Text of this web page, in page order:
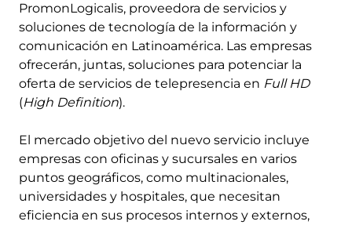
PromonLogicalis, proveedora de servicios y
soluciones de tecnología de la información y
comunicación en Latinoamérica. Las empresas
ofrecerán, juntas, soluciones para potenciar la
oferta de servicios de telepresencia en Full HD
(High Definition).
El mercado objetivo del nuevo servicio incluye
empresas con oficinas y sucursales en varios
puntos geográficos, como multinacionales,
universidades y hospitales, que necesitan
eficiencia en sus procesos internos y externos,